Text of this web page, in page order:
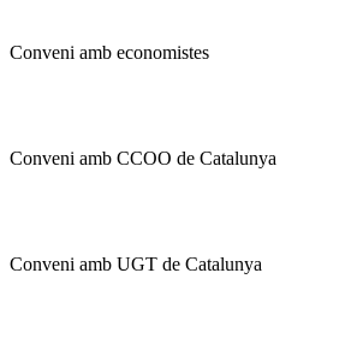
Conveni amb economistes
Conveni amb CCOO de Catalunya
Conveni amb UGT de Catalunya